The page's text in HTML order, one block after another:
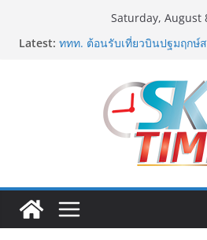
Saturday, August
Latest: ททท. ต้อนรับเที่ยวบินปฐมฤกษ์
เที่ยวแรกบินแรก 6 สิงหาคมนี้
ม.วลัยลักษณ์ จับมือ รพ.กรุงเท
สารสนเทศการแพทย์-เวชศาส
รฟท. เปิดเวทีรับฟังความคิดเห็
โครงการรถไฟฟ้าสายสีแดงเข้
เดินหน้าพัฒนาโครงการบนพื้น
ส่วนร่วม
เจบีซี มวยอาชีพแห่งญี่ปุ่น พร้
“เสี่ยนริส”แนะเพิ่มไฟท์แฟ็กซ์